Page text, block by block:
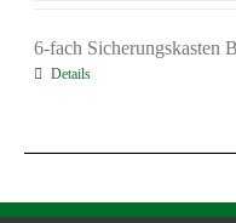
6-fach Sicherungskasten
Details